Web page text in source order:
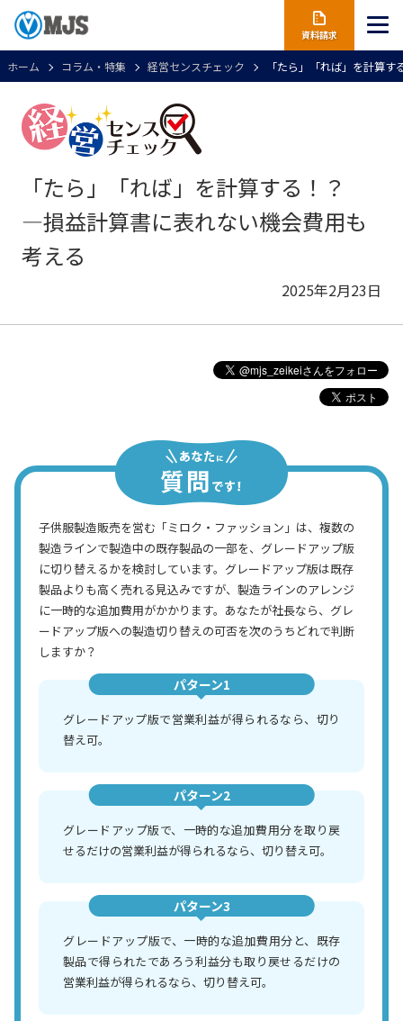
資料請求
ホーム コラム・特集 経営センスチェック 「たら」「れば」を計算
「たら」「れば」を計算する！？
―損益計算書に表れない機会費用も
考える
2025年2月23日
子供服製造販売を営む「ミロク・ファッション」は、複数の
製造ラインで製造中の既存製品の一部を、グレードアップ版
に切り替えるかを検討しています。グレードアップ版は既存
製品よりも高く売れる見込みですが、製造ラインのアレンジ
に一時的な追加費用がかかります。あなたが社長なら、グレ
ードアップ版への製造切り替えの可否を次のうちどれで判断
しますか？
パターン1
グレードアップ版で営業利益が得られるなら、切り
替え可。
パターン2
グレードアップ版で、一時的な追加費用分を取り戻
せるだけの営業利益が得られるなら、切り替え可。
パターン3
グレードアップ版で、一時的な追加費用分と、既存
製品で得られたであろう利益分も取り戻せるだけの
営業利益が得られるなら、切り替え可。